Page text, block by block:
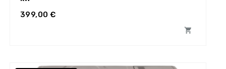
399,00 €
